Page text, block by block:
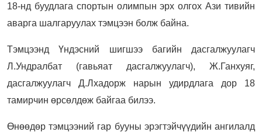
18-нд буудлага спортын олимпын эрх олгох Ази тивийн
аварга шалгаруулах тэмцээн болж байна.
Тэмцээнд Үндэсний шигшээ багийн дасгалжуулагч
Л.Ундралбат (гавьяат дасгалжуулагч), Ж.Ганхуяг,
дасгалжуулагч Д.Лхадорж нарын удирдлага дор 18
тамирчин өрсөлдөж байгаа билээ.
Өнөөдөр тэмцээний гар бууны эрэгтэйчүүдийн ангилалд